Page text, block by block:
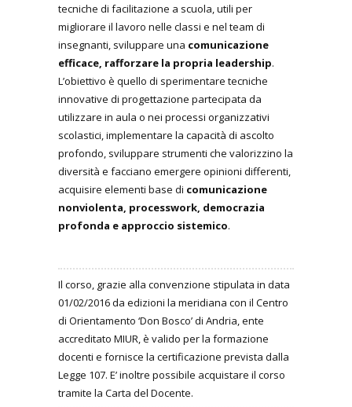
tecniche di facilitazione a scuola, utili per
migliorare il lavoro nelle classi e nel team di
insegnanti, sviluppare una comunicazione
efficace, rafforzare la propria leadership.
L’obiettivo è quello di sperimentare tecniche
innovative di progettazione partecipata da
utilizzare in aula o nei processi organizzativi
scolastici, implementare la capacità di ascolto
profondo, sviluppare strumenti che valorizzino la
diversità e facciano emergere opinioni differenti,
acquisire elementi base di comunicazione
nonviolenta, processwork, democrazia
profonda e approccio sistemico.
Il corso, grazie alla convenzione stipulata in data
01/02/2016 da edizioni la meridiana con il Centro
di Orientamento ‘Don Bosco’ di Andria, ente
accreditato MIUR, è valido per la formazione
docenti e fornisce la certificazione prevista dalla
Legge 107. E’ inoltre possibile acquistare il corso
tramite la Carta del Docente.